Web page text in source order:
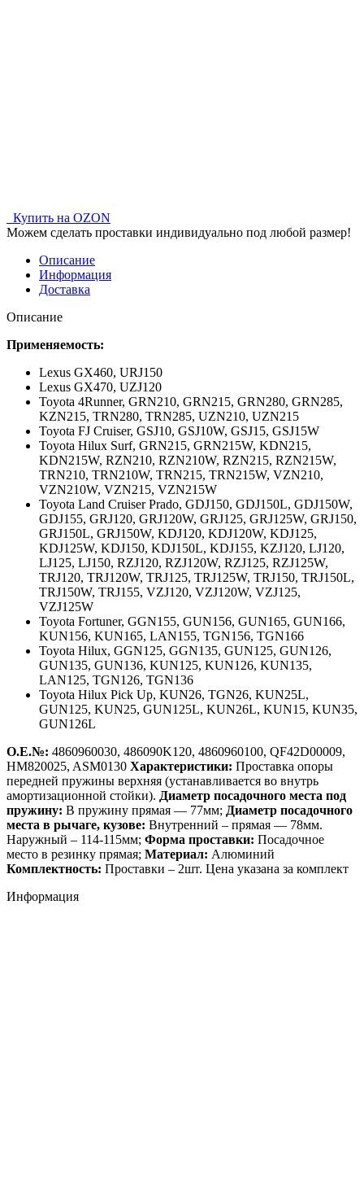
Купить на OZON
Можем сделать проставки индивидуально под любой размер!
Описание
Информация
Доставка
Описание
Применяемость:
Lexus GX460, URJ150
Lexus GX470, UZJ120
Toyota 4Runner, GRN210, GRN215, GRN280, GRN285,
KZN215, TRN280, TRN285, UZN210, UZN215
Toyota FJ Cruiser, GSJ10, GSJ10W, GSJ15, GSJ15W
Toyota Hilux Surf, GRN215, GRN215W, KDN215,
KDN215W, RZN210, RZN210W, RZN215, RZN215W,
TRN210, TRN210W, TRN215, TRN215W, VZN210,
VZN210W, VZN215, VZN215W
Toyota Land Cruiser Prado, GDJ150, GDJ150L, GDJ150W,
GDJ155, GRJ120, GRJ120W, GRJ125, GRJ125W, GRJ150,
GRJ150L, GRJ150W, KDJ120, KDJ120W, KDJ125,
KDJ125W, KDJ150, KDJ150L, KDJ155, KZJ120, LJ120,
LJ125, LJ150, RZJ120, RZJ120W, RZJ125, RZJ125W,
TRJ120, TRJ120W, TRJ125, TRJ125W, TRJ150, TRJ150L,
TRJ150W, TRJ155, VZJ120, VZJ120W, VZJ125,
VZJ125W
Toyota Fortuner, GGN155, GUN156, GUN165, GUN166,
KUN156, KUN165, LAN155, TGN156, TGN166
Toyota Hilux, GGN125, GGN135, GUN125, GUN126,
GUN135, GUN136, KUN125, KUN126, KUN135,
LAN125, TGN126, TGN136
Toyota Hilux Pick Up, KUN26, TGN26, KUN25L,
GUN125, KUN25, GUN125L, KUN26L, KUN15, KUN35,
GUN126L
О.Е.№: 4860960030, 486090K120, 4860960100, QF42D00009,
HM820025, ASM0130 Характеристики: Проставка опоры
передней пружины верхняя (устанавливается во внутрь
амортизационной стойки). Диаметр посадочного места под
пружину: В пружину прямая — 77мм; Диаметр посадочного
места в рычаге, кузове: Внутренний – прямая — 78мм.
Наружный – 114-115мм; Форма проставки: Посадочное
место в резинку прямая; Материал: Алюминий
Комплектность: Проставки – 2шт. Цена указана за комплект
Информация